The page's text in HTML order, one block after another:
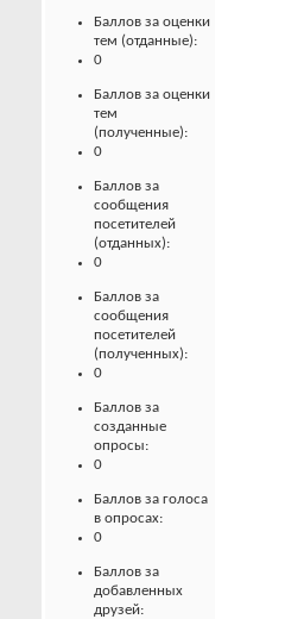
Баллов за оценки
тем (отданные):
0
Баллов за оценки
тем
(полученные):
0
Баллов за
сообщения
посетителей
(отданных):
0
Баллов за
сообщения
посетителей
(полученных):
0
Баллов за
созданные
опросы:
0
Баллов за голоса
в опросах:
0
Баллов за
добавленных
друзей: